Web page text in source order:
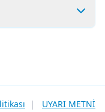
| UYARI METNİ